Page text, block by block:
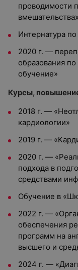
проводимости
Интернатура
2020 г. —
образования
обучение»
Курсы,
2018 г. —
кардиологии»
2019 г. —
2020 г. —
подхода в
средствами
Обучение в
2022 г. —
обеспечения
программ на
высшего и
2024 г. —